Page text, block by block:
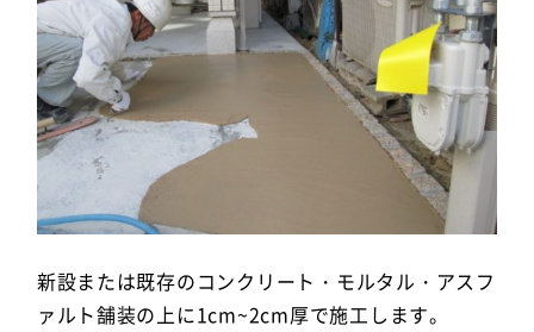
新設または既存のコンクリート・モルタル・アスフ
ァルト舗装の上に1cm~2cm厚で施工します。